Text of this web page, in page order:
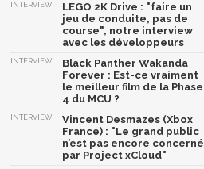
INTERVIEW
LEGO 2K Drive : "faire un
jeu de conduite, pas de
course", notre interview
avec les développeurs
INTERVIEW
Black Panther Wakanda
Forever : Est-ce vraiment
le meilleur film de la Phase
4 du MCU ?
INTERVIEW
Vincent Desmazes (Xbox
France) : "Le grand public
n’est pas encore concerné
par Project xCloud"